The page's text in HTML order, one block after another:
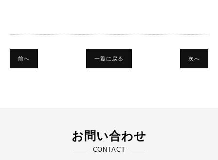
一覧に戻る
前へ 次へ
お問い合わせ
CONTACT